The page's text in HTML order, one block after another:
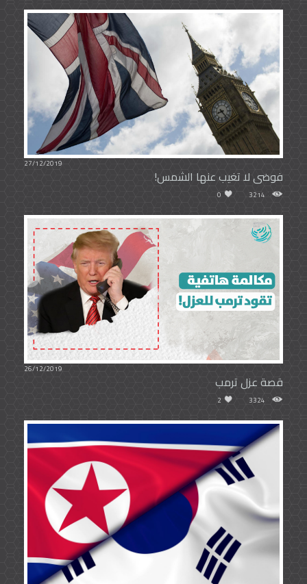
27/12/2019
فوضى لا تغيب عنها الشمس!
3214
0
26/12/2019
قصة عزل ترمب
3324
2